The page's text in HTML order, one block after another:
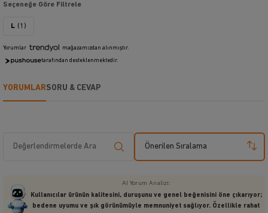
Seçeneğe Göre Filtrele
L (1)
Yorumlar mağazamızdan alınmıştır.
tarafından desteklenmektedir.
YORUMLARSORU & CEVAP
Önerilen Sıralama
AI Yorum Analizi:
Kullanıcılar ürünün kalitesini, duruşunu ve genel beğenisini öne çıkarıyor;
bedene uyumu ve şık görünümüyle memnuniyet sağlıyor. Özellikle rahat